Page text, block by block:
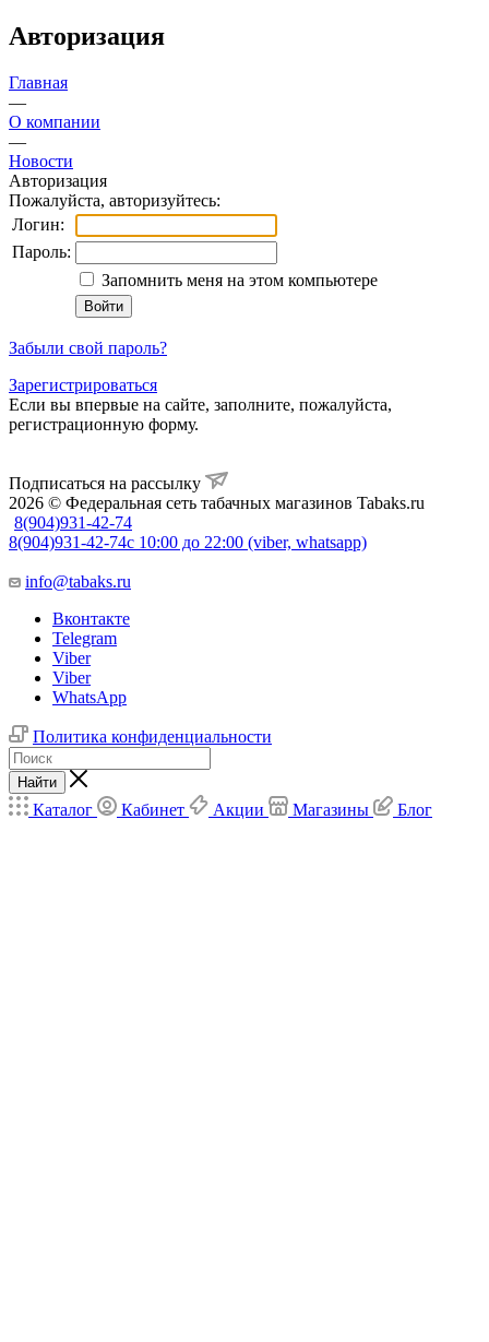
Авторизация
Главная
—
О компании
—
Новости
Авторизация
Пожалуйста, авторизуйтесь:
Логин:
Пароль:
Запомнить меня на этом компьютере
Забыли свой пароль?
Зарегистрироваться
Если вы впервые на сайте, заполните, пожалуйста,
регистрационную форму.
Подписаться на рассылку
2026 © Федеральная сеть табачных магазинов Tabaks.ru
8(904)931-42-74
8(904)931-42-74с 10:00 до 22:00 (viber, whatsapp)
info@tabaks.ru
Вконтакте
Telegram
Viber
Viber
WhatsApp
Политика конфиденциальности
Найти
Каталог Кабинет Акции Магазины Блог